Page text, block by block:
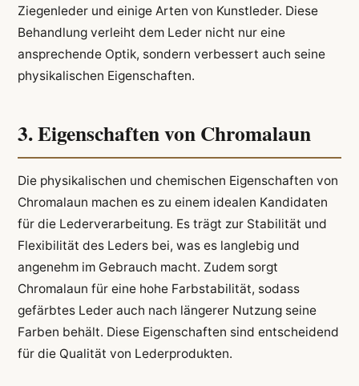
Ziegenleder und einige Arten von Kunstleder. Diese
Behandlung verleiht dem Leder nicht nur eine
ansprechende Optik, sondern verbessert auch seine
physikalischen Eigenschaften.
3. Eigenschaften von Chromalaun
Die physikalischen und chemischen Eigenschaften von
Chromalaun machen es zu einem idealen Kandidaten
für die Lederverarbeitung. Es trägt zur Stabilität und
Flexibilität des Leders bei, was es langlebig und
angenehm im Gebrauch macht. Zudem sorgt
Chromalaun für eine hohe Farbstabilität, sodass
gefärbtes Leder auch nach längerer Nutzung seine
Farben behält. Diese Eigenschaften sind entscheidend
für die Qualität von Lederprodukten.